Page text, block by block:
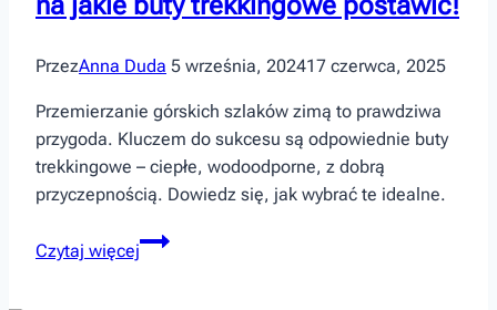
PrzezAnna Duda 5 września, 202417 czerwca, 2025
Przemierzanie górskich szlaków zimą to prawdziwa
przygoda. Kluczem do sukcesu są odpowiednie buty
trekkingowe – ciepłe, wodoodporne, z dobrą
przyczepnością. Dowiedz się, jak wybrać te idealne.
Czytaj więcej
Górskie